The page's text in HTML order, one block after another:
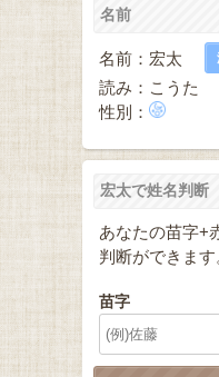
名前
名前：宏太
読み：こうた
性別：
宏太で姓名判断
あなたの苗字+
判断ができます
苗字